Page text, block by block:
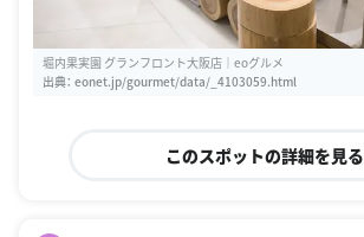
堀内果実園 グランフロント大阪店｜eoグルメ
出典： eonet.jp/gourmet/data/_4103059.html
このスポットの詳細を見る